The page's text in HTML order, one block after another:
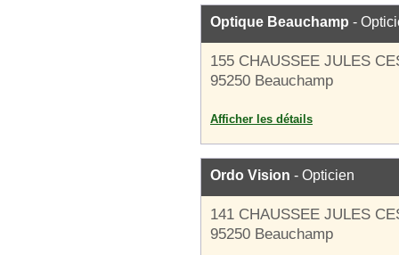
Optique Beauchamp -
155 CHAUSSEE JULES
95250 Beauchamp
Afficher les détails
Ordo Vision - Opticien
141 CHAUSSEE JULES
95250 Beauchamp